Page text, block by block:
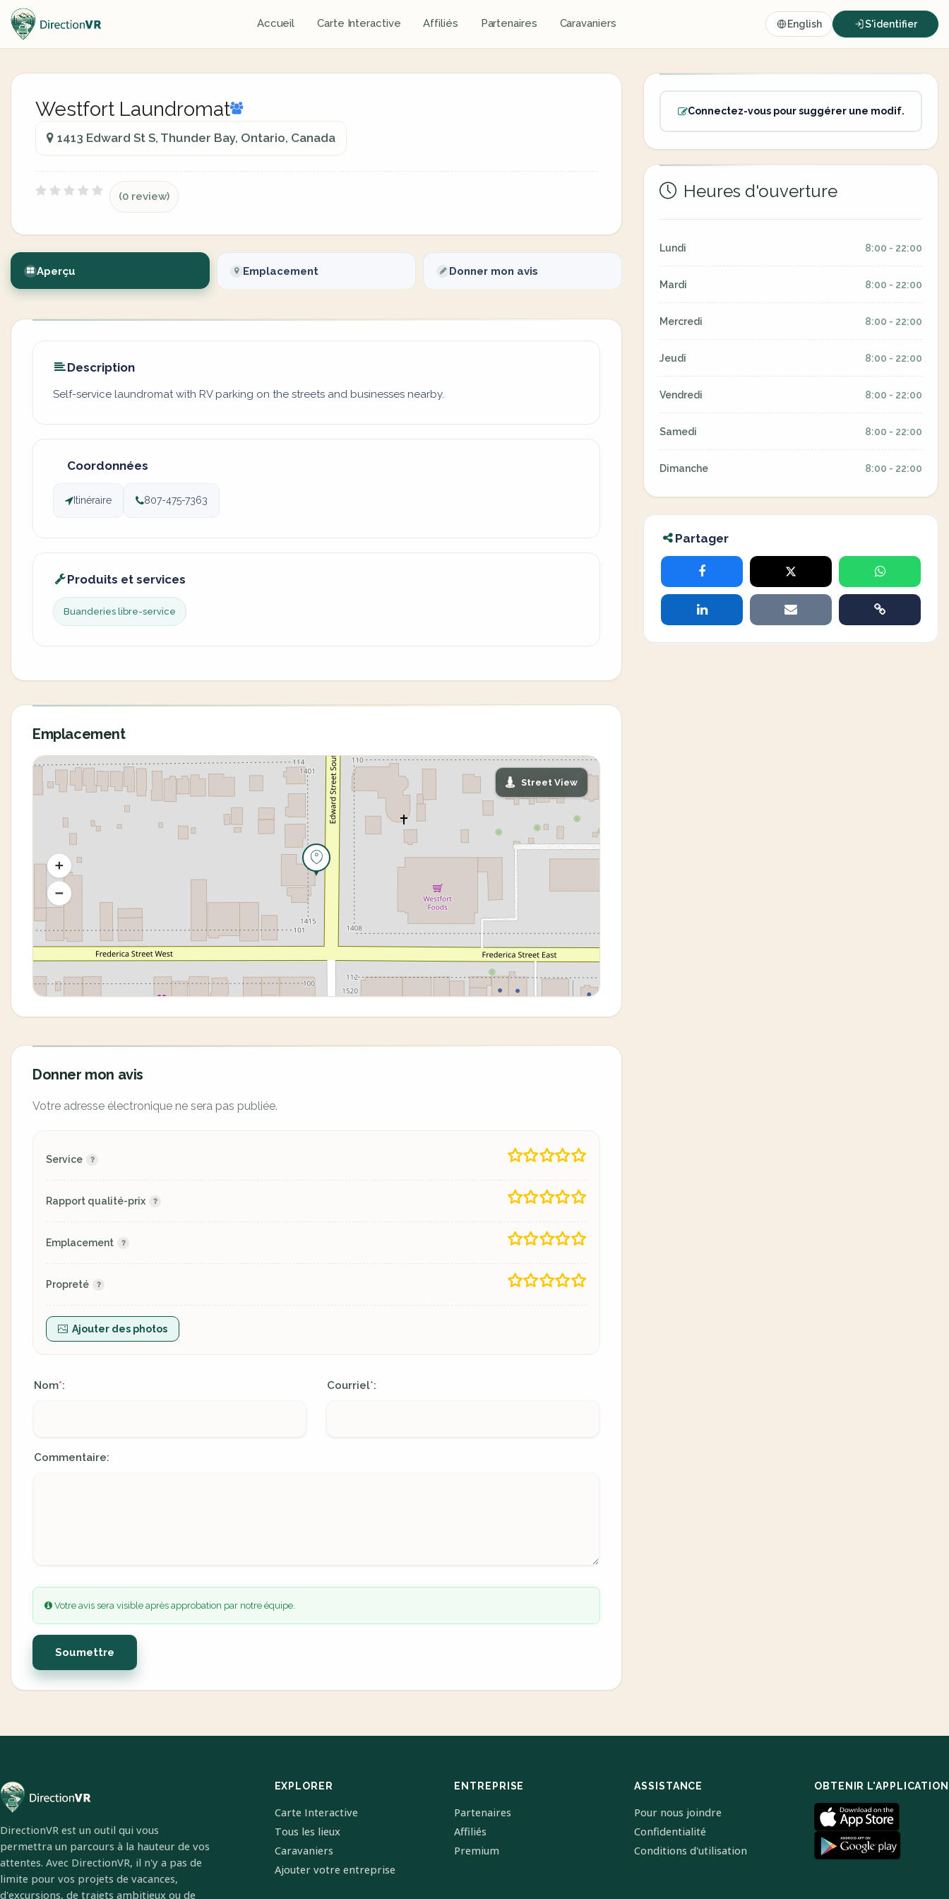
Accueil Carte Interactive Affiliés Partenaires Caravaniers English S'identifier
Westfort Laundromat
1413 Edward St S, Thunder Bay, Ontario, Canada
(0 review)
Aperçu Emplacement Donner mon avis
Description
Self-service laundromat with RV parking on the streets and businesses nearby.
Coordonnées
Itinéraire 807-475-7363
Produits et services
Buanderies libre-service
Emplacement
Street View
Donner mon avis
Votre adresse électronique ne sera pas publiée.
Service
Rapport qualité-prix
Emplacement
Propreté
Ajouter des photos
Nom*: Courriel*:
Commentaire:
Votre avis sera visible après approbation par notre équipe.
Soumettre
Connectez-vous pour suggérer une modif.
Heures d'ouverture
Lundi 8:00 - 22:00
Mardi 8:00 - 22:00
Mercredi 8:00 - 22:00
Jeudi 8:00 - 22:00
Vendredi 8:00 - 22:00
Samedi 8:00 - 22:00
Dimanche 8:00 - 22:00
Partager
DirectionVR est un outil qui vous
permettra un parcours à la hauteur de vos
attentes. Avec DirectionVR, il n'y a pas de
limite pour vos projets de vacances,
d'excursions, de trajets ambitieux ou de
EXPLORER
Carte Interactive
Tous les lieux
Caravaniers
Ajouter votre entreprise
ENTREPRISE
Partenaires
Affiliés
Premium
ASSISTANCE
Pour nous joindre
Confidentialité
Conditions d'utilisation
OBTENIR L'APPLICATION